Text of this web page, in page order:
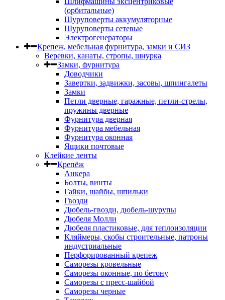
(орбитальные)
Шуруповерты аккумуляторные
Шуруповерты сетевые
Электрогенераторы
Крепеж, мебельная фурнитура, замки и СИЗ
Веревки, канаты, стропы, шнурка
Замки, фурнитура
Доводчики
Завертки, задвижки, засовы, шпингалеты
Замки
Петли дверные, гаражные, петли-стрелы,
пружины дверные
Фурнитура дверная
Фурнитура мебельная
Фурнитура оконная
Ящики почтовые
Клейкие ленты
Крепёж
Анкера
Болты, винты
Гайки, шайбы, шпильки
Гвозди
Дюбель-гвозди, дюбель-шурупы
Дюбеля Молли
Дюбеля пластиковые, для теплоизоляции
Кляймеры, скобы строительные, патроны
индустриальные
Перфорированный крепеж
Саморезы кровельные
Саморезы оконные, по бетону
Саморезы с пресс-шайбой
Саморезы черные